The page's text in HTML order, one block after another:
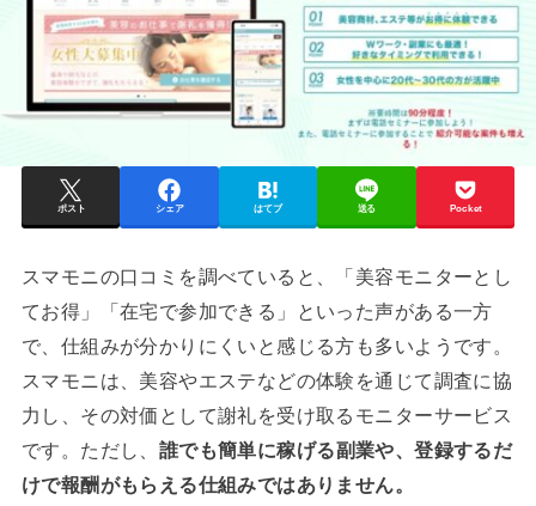
ポスト シェア はてブ 送る Pocket
スマモニの口コミを調べていると、「美容モニターとし
てお得」「在宅で参加できる」といった声がある一方
で、仕組みが分かりにくいと感じる方も多いようです。
スマモニは、美容やエステなどの体験を通じて調査に協
力し、その対価として謝礼を受け取るモニターサービス
です。ただし、 誰でも簡単に稼げる副業や、登録するだ
けで報酬がもらえる仕組みではありません。